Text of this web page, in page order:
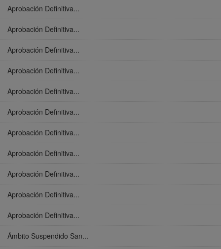
Aprobación Definitiva...
Aprobación Definitiva...
Aprobación Definitiva...
Aprobación Definitiva...
Aprobación Definitiva...
Aprobación Definitiva...
Aprobación Definitiva...
Aprobación Definitiva...
Aprobación Definitiva...
Aprobación Definitiva...
Aprobación Definitiva...
Ámbito Suspendido San...